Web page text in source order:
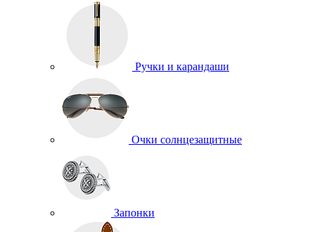
Ручки и карандаши
Очки солнцезащитные
Запонки